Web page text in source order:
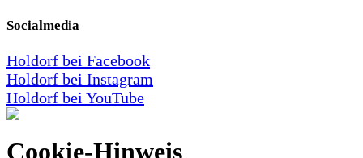
Socialmedia
Holdorf bei Facebook
Holdorf bei Instagram
Holdorf bei YouTube
Cookie-Hinweis